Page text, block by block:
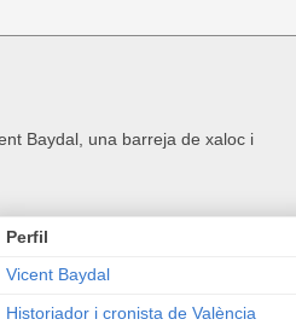
Baydal, una barreja de xaloc i
Perfil
Vicent Baydal
Historiador i cronista de València